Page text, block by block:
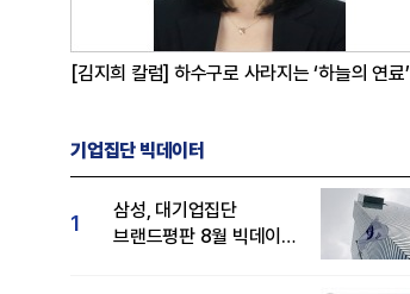
[김지희 칼럼] 하수구로 사라지는 ‘하늘의 연료’
기업집단 빅데이터
1
삼성, 대기업집단
브랜드평판 8월 빅데이터